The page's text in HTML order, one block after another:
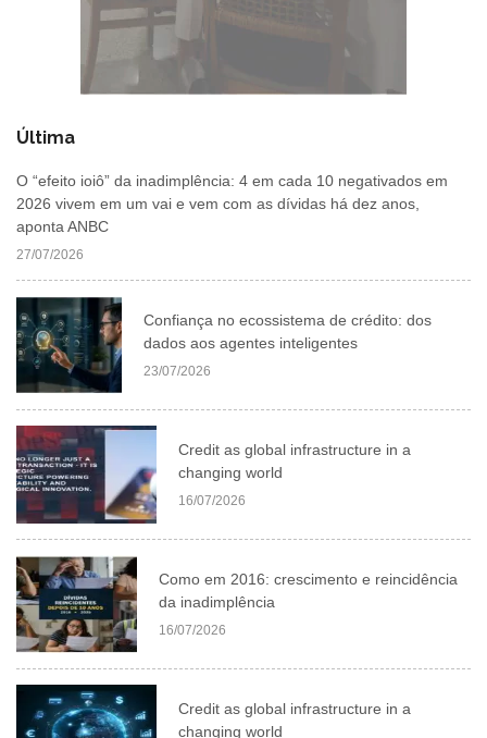
Última
O “efeito ioiô” da inadimplência: 4 em cada 10 negativados em
2026 vivem em um vai e vem com as dívidas há dez anos,
aponta ANBC
27/07/2026
Confiança no ecossistema de crédito: dos
dados aos agentes inteligentes
23/07/2026
Credit as global infrastructure in a
changing world
16/07/2026
Como em 2016: crescimento e reincidência
da inadimplência
16/07/2026
Credit as global infrastructure in a
changing world